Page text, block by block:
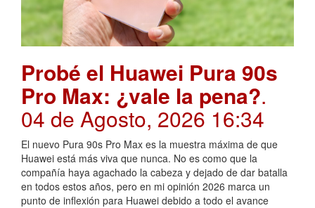
Probé el Huawei Pura 90s
Pro Max: ¿vale la pena?.
04 de Agosto, 2026 16:34
El nuevo Pura 90s Pro Max es la muestra máxima de que
Huawei está más viva que nunca. No es como que la
compañía haya agachado la cabeza y dejado de dar batalla
en todos estos años, pero en mi opinión 2026 marca un
punto de inflexión para Huawei debido a todo el avance